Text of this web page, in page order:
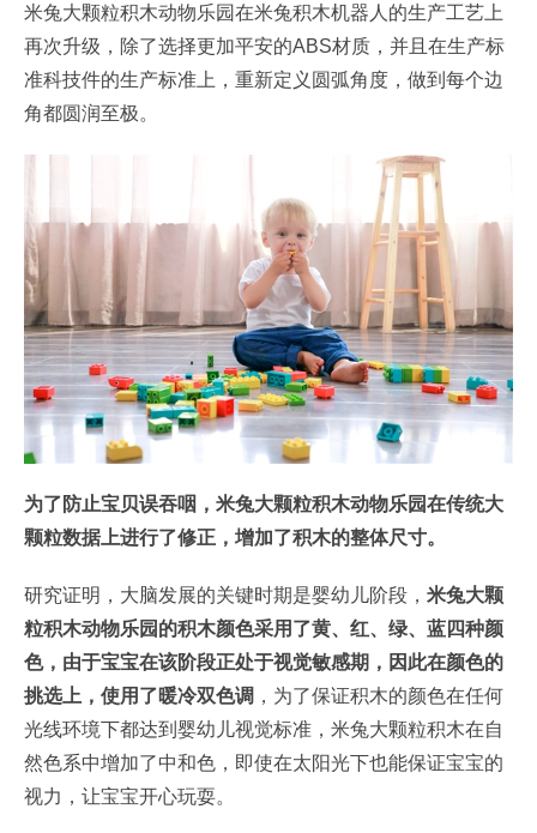
米兔大颗粒积木动物乐园在米兔积木机器人的生产工艺上
再次升级，除了选择更加平安的ABS材质，并且在生产标
准科技件的生产标准上，重新定义圆弧角度，做到每个边
角都圆润至极。
为了防止宝贝误吞咽，米兔大颗粒积木动物乐园在传统大
颗粒数据上进行了修正，增加了积木的整体尺寸。
研究证明，大脑发展的关键时期是婴幼儿阶段， 米兔大颗
粒积木动物乐园的积木颜色采用了黄、红、绿、蓝四种颜
色，由于宝宝在该阶段正处于视觉敏感期，因此在颜色的
挑选上，使用了暖冷双色调 ，为了保证积木的颜色在任何
光线环境下都达到婴幼儿视觉标准，米兔大颗粒积木在自
然色系中增加了中和色，即使在太阳光下也能保证宝宝的
视力，让宝宝开心玩耍。